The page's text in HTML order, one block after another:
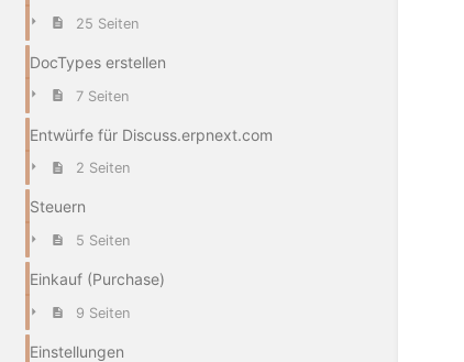
25 Seiten
DocTypes erstellen
7 Seiten
Entwürfe für Discuss.erpnext.com
2 Seiten
Steuern
5 Seiten
Einkauf (Purchase)
9 Seiten
Einstellungen